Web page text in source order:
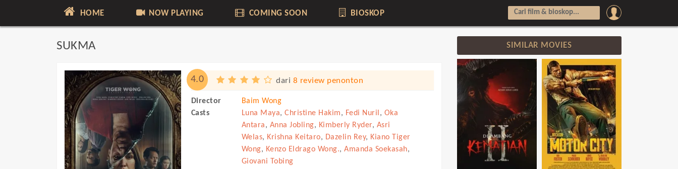
HOME NOW PLAYING COMING SOON BIOSKOP
SUKMA
4.0 dari 8 review penonton
Director
Baim Wong
Casts
Luna Maya, Christine Hakim, Fedi Nuril , Oka
Antara, Anna Jobling, Kimberly Ryder, Asri
Welas, Krishna Keitaro, Dazelin Rey, Kiano Tiger
Wong, Kenzo Eldrago Wong., Amanda Soekasah,
Giovani Tobing
SIMILAR MOVIES